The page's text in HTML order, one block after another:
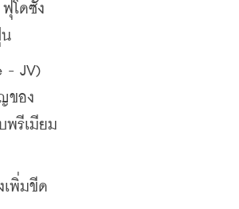
โดซัง
น
- JV)
ของ
พรีเมียม
พิ่มขีด